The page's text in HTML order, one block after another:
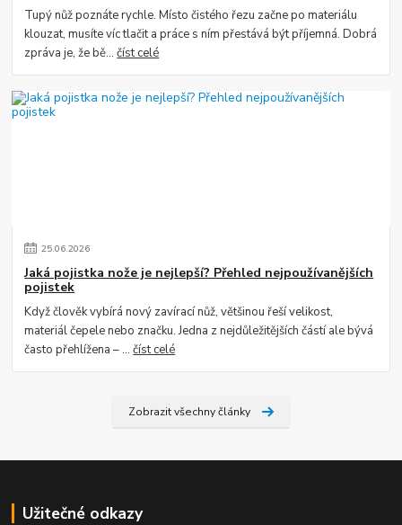
Tupý nůž poznáte rychle. Místo čistého řezu začne po materiálu
klouzat, musíte víc tlačit a práce s ním přestává být příjemná. Dobrá
zpráva je, že bě...číst celé
25.06.2026
Jaká pojistka nože je nejlepší? Přehled nejpoužívanějších
pojistek
Když člověk vybírá nový zavírací nůž, většinou řeší velikost,
materiál čepele nebo značku. Jedna z nejdůležitějších částí ale bývá
často přehlížena – ...číst celé
Zobrazit všechny články
Užitečné odkazy